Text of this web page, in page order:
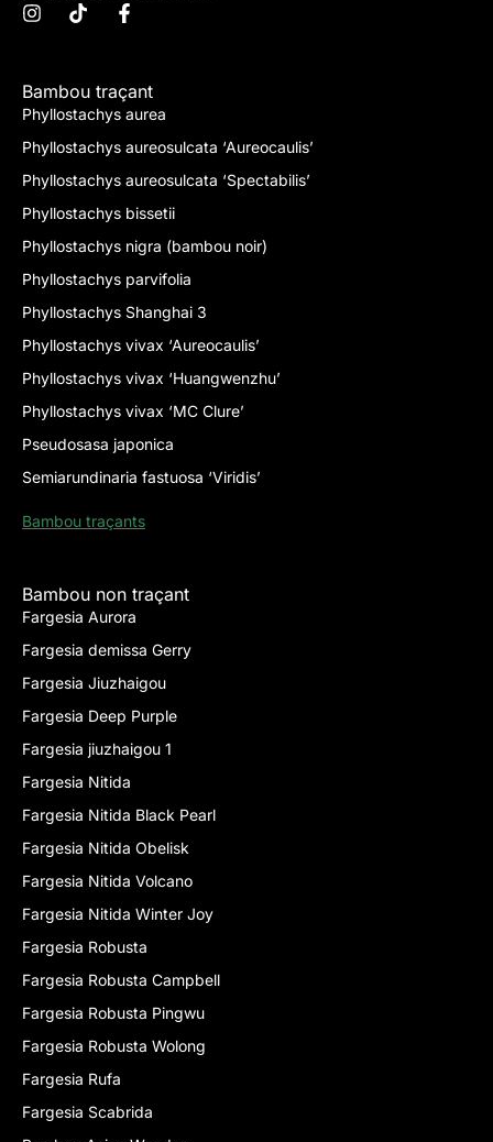
Bambou traçant
Phyllostachys aurea
Phyllostachys aureosulcata ‘Aureocaulis’
Phyllostachys aureosulcata ‘Spectabilis’
Phyllostachys bissetii
Phyllostachys nigra (bambou noir)
Phyllostachys parvifolia
Phyllostachys Shanghai 3
Phyllostachys vivax ‘Aureocaulis’
Phyllostachys vivax ‘Huangwenzhu’
Phyllostachys vivax ‘MC Clure’
Pseudosasa japonica
Semiarundinaria fastuosa ‘Viridis’
Bambou traçants
Bambou non traçant
Fargesia Aurora
Fargesia demissa Gerry
Fargesia Jiuzhaigou
Fargesia Deep Purple
Fargesia jiuzhaigou 1
Fargesia Nitida
Fargesia Nitida Black Pearl
Fargesia Nitida Obelisk
Fargesia Nitida Volcano
Fargesia Nitida Winter Joy
Fargesia Robusta
Fargesia Robusta Campbell
Fargesia Robusta Pingwu
Fargesia Robusta Wolong
Fargesia Rufa
Fargesia Scabrida